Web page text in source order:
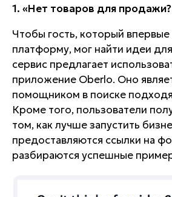
1. «Нет товаров для
Чтобы гость, который впервые
платформу, мог найти идеи
сервис предлагает
приложение Oberlo. Оно
помощником в поиске
Кроме того, пользователи
том, как лучше запустить
предоставляются ссылки на
разбираются успешные